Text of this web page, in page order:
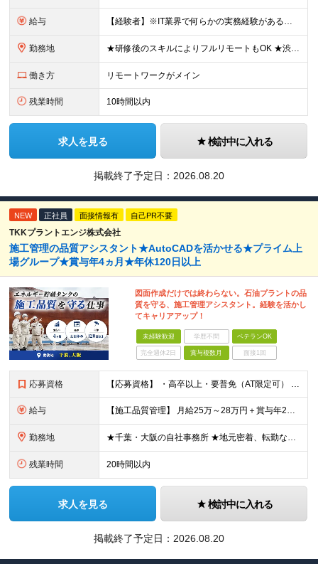
給与 【経験者】※IT業界で何らかの実務経験がある方 月給35万円～＋業績賞与＋交通費＋各種手当 ※固定残業代（30時間分／6万6,610円～）を含む。超過分は追加支給。 能力やスキルを考慮し、初任給を決定
勤務地 ★研修後のスキルによりフルリモートもOK ★渋谷駅徒歩2分！100席の新しいコワーキングスペース完備 ★本社、東京都、神奈川県、埼玉県、千葉県などのプロジェクト先 【本社】 東京都渋谷区渋谷3-10
働き方 リモートワークがメイン
残業時間 10時間以内
求人を見る 検討中に入れる
掲載終了予定日： 2026.08.20
NEW 正社員 面接情報有 自己PR不要
TKKプラントエンジ株式会社
施工管理の品質アシスタント★AutoCADを活かせる★プライム上
場グループ★賞与年4ヵ月★年休120日以上
図面作成だけでは終わらない。石油プラントの品
質を守る、施工管理アシスタント。経験を活かし
てキャリアアップ！
未経験歓迎 学歴不問 ベテランOK
完全週休2日 賞与複数月 面接1回
応募資格 【応募資格】 ・高卒以上・要普免（AT限定可） ・AutoCADの経験者 →自社で図面を一部変更する場合があるため。設計分野は不問です。 ・施工図面が読めること 【歓迎する経験】 ◎AutoCADの
給与 【施工品質管理】 月給25万～28万円＋賞与年2回（原則固定支給額4ヵ月分）＋諸手当（残業手当全額など） ※経験・能力・前職給与を考慮して優遇します。 ※残業代は別途全額支給します。 ※試用期間は6
勤務地 ★千葉・大阪の自社事務所 ★地元密着、転勤なし！ ★Ｕ・Iターン歓迎！（面接交通費支給） 【具体的な勤務地】 ※当社堺事務所（大阪）もしくは五井事務所（千葉） ◆堺事務所 （住所） 大阪府堺市堺区
残業時間 20時間以内
求人を見る 検討中に入れる
掲載終了予定日： 2026.08.20